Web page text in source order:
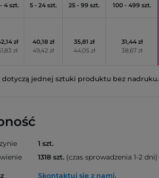
4 szt. 5 - 24 szt. 25 - 99 szt. 100 - 499 szt.
zł
zł
40,18 zł
49,42 zł
35,81 zł
44,05 zł
31,44 zł
38,67 zł
dotyczą jednej sztuki produktu bez nadruku.
1 szt.
1318 szt.(czas sprowadzenia 1-2 dni)
Skontaktuj się z nami.